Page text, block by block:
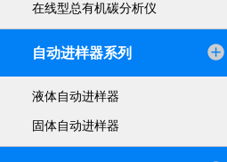
在线型总有机碳分析仪
自动进样器系列
液体自动进样器
固体自动进样器